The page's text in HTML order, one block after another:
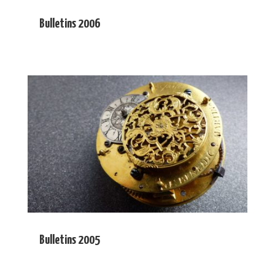
Bulletins 2006
Bulletins 2005